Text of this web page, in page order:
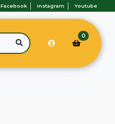
Facebook Instagram Youtube
0